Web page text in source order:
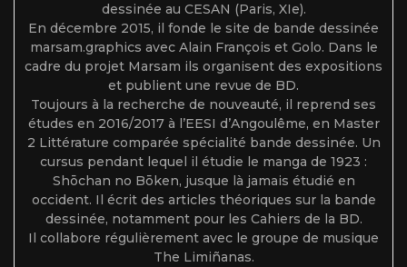
dessinée au CESAN (Paris, XIe).
En décembre 2015, il fonde le site de bande dessinée
marsam.graphics avec Alain François et Golo. Dans le
cadre du projet Marsam ils organisent des expositions
et publient une revue de BD.
Toujours à la recherche de nouveauté, il reprend ses
études en 2016/2017 à l’EESI d’Angoulême, en Master
2 Littérature comparée spécialité bande dessinée. Un
cursus pendant lequel il étudie le manga de 1923 :
Shōchan no Bōken, jusque là jamais étudié en
occident. Il écrit des articles théoriques sur la bande
dessinée, notamment pour les Cahiers de la BD.
Il collabore régulièrement avec le groupe de musique
The Limiñanas.